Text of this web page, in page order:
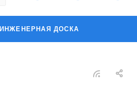
ИНЖЕНЕРНАЯ ДОСКА